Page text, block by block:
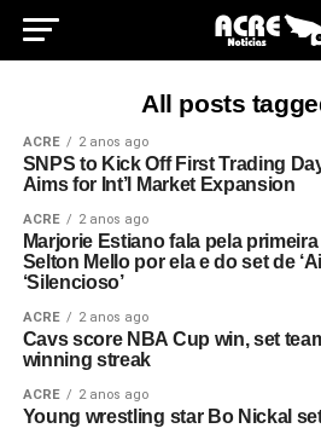
All posts
ACRE 2 anos ago
SNPS to Kick Off First Trading
Aims for Int’l Market Expansion
ACRE 2 anos ago
Marjorie Estiano fala pela
Selton Mello por ela e do set de
‘Silencioso’
ACRE 2 anos ago
Cavs score NBA Cup win, set
winning streak
ACRE 2 anos ago
Young wrestling star Bo Nickal